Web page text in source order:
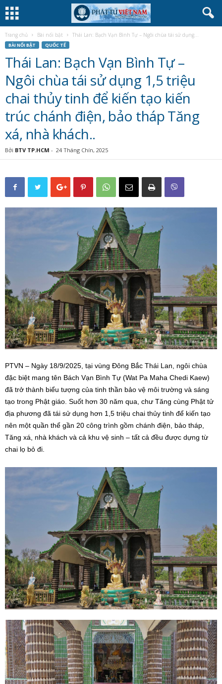
Trang chủ Bài nổi bật Thái Lan: Bạch Vạn Bình Tự – Ngôi chùa tái sử dụng...
BÀI NỔI BẬT QUỐC TẾ
Thái Lan: Bạch Vạn Bình Tự –
Ngôi chùa tái sử dụng 1,5 triệu
chai thủy tinh để kiến tạo kiến
trúc chánh điện, bảo tháp Tăng
xá, nhà khách..
Bởi BTV TP.HCM - 24 Tháng Chín, 2025
PTVN – Ngày 18/9/2025, tại vùng Đông Bắc Thái Lan, ngôi chùa
đặc biệt mang tên Bách Vạn Bình Tự (Wat Pa Maha Chedi Kaew)
đã trở thành biểu tượng của tinh thần bảo vệ môi trường và sáng
tạo trong Phật giáo. Suốt hơn 30 năm qua, chư Tăng cùng Phật tử
địa phương đã tái sử dụng hơn 1,5 triệu chai thủy tinh để kiến tạo
nên một quần thể gần 20 công trình gồm chánh điện, bảo tháp,
Tăng xá, nhà khách và cả khu vệ sinh – tất cả đều được dựng từ
chai lọ bỏ đi.